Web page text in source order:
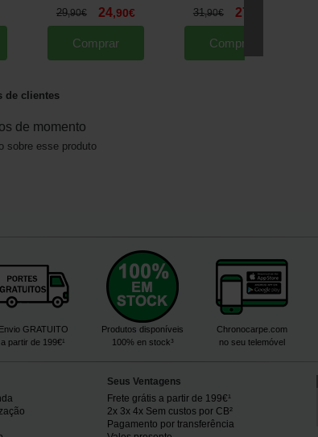
29,90€ 24,90€
Comprar
31,90€ 27
Comprar
de clientes
de momento
sobre esse produto
Envio GRATUITO
a partir de 199€¹
Produtos disponíveis
100% en stock³
Chronocarpe.com
no seu telemóvel
Seus Ventagens
Frete grátis a partir de 199€¹
2x 3x 4x Sem custos por CB²
Pagamento por transferência